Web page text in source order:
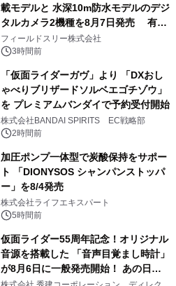
載モデルと 水深10m防水モデルのデジ
タルカメラ2機種を8月7日発売 有効
約1300万画素、用途別に選べるコンデ
ジ新登場
フィールドスリー株式会社
3時間前
「仮面ライダーガヴ」より 「DXおし
ゃべりブリザードソルベエゴチゾウ」
を プレミアムバンダイで予約受付開始
株式会社BANDAI SPIRITS EC戦略部
2時間前
加圧ポンプ一体型で炭酸保持をサポー
ト 「DIONYSOS シャンパンストッパ
ー」を8/4発売
株式会社ライフエキスパート
5時間前
仮面ライダー55周年記念！オリジナル
音源を搭載した 「音声目覚まし時計」
が8月6日に一般発売開始！ あの日の
大興奮が今甦る